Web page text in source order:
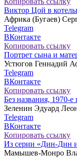
Виктор Цой в
Африка (Бугаев)
Telegram
ВКонтакте
Копировать ссылку
Портрет сына и
Устюгов Геннадий
Telegram
ВКонтакте
Копировать ссылку
Без названия, 1970-е
Зеленин Эдуард
Telegram
ВКонтакте
Копировать ссылку
Из серии «Дин-Дин
Мамышев-Монро